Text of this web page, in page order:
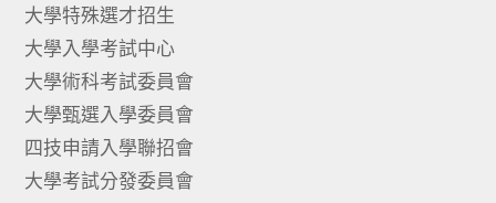
大學特殊選才招生
大學入學考試中心
大學術科考試委員會
大學甄選入學委員會
四技申請入學聯招會
大學考試分發委員會